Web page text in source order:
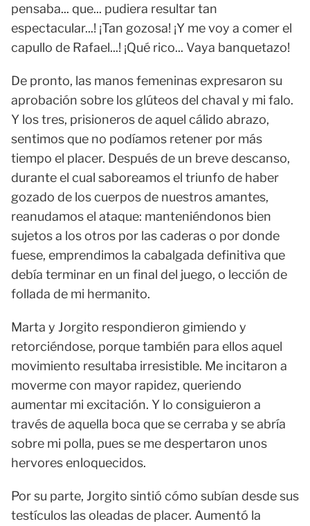
pensaba... que... pudiera resultar tan
espectacular...! ¡Tan gozosa! ¡Y me voy a comer el
capullo de Rafael...! ¡Qué rico... Vaya banquetazo!
De pronto, las manos femeninas expresaron su
aprobación sobre los glúteos del chaval y mi falo.
Y los tres, prisioneros de aquel cálido abrazo,
sentimos que no podíamos retener por más
tiempo el placer. Después de un breve descanso,
durante el cual saboreamos el triunfo de haber
gozado de los cuerpos de nuestros amantes,
reanudamos el ataque: manteniéndonos bien
sujetos a los otros por las caderas o por donde
fuese, emprendimos la cabalgada definitiva que
debía terminar en un final del juego, o lección de
follada de mi hermanito.
Marta y Jorgito respondieron gimiendo y
retorciéndose, porque también para ellos aquel
movimiento resultaba irresistible. Me incitaron a
moverme con mayor rapidez, queriendo
aumentar mi excitación. Y lo consiguieron a
través de aquella boca que se cerraba y se abría
sobre mi polla, pues se me despertaron unos
hervores enloquecidos.
Por su parte, Jorgito sintió cómo subían desde sus
testículos las oleadas de placer. Aumentó la